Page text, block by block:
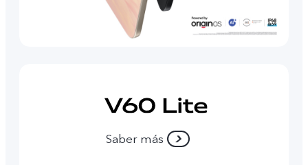
Saber más